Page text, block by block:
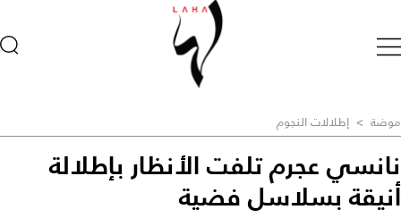
موضة > إطلالات النجوم
نانسي عجرم تلفت الأنظار بإطلالة
أنيقة بسلاسل فضية